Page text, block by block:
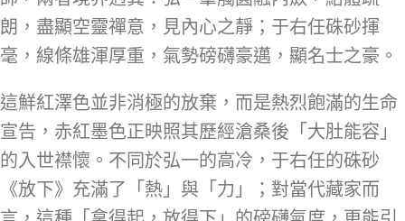
朗，盡顯空靈禪意，見內心之靜；于右任硃砂揮
毫，線條雄渾厚重，氣勢磅礴豪邁，顯名士之豪。
這鮮紅澤色並非消極的放棄，而是熱烈飽滿的生命
宣告，赤紅墨色正映照其歷經滄桑後「大肚能容」
的入世襟懷。不同於弘一的高冷，于右任的硃砂
《放下》充滿了「熱」與「力」；對當代藏家而